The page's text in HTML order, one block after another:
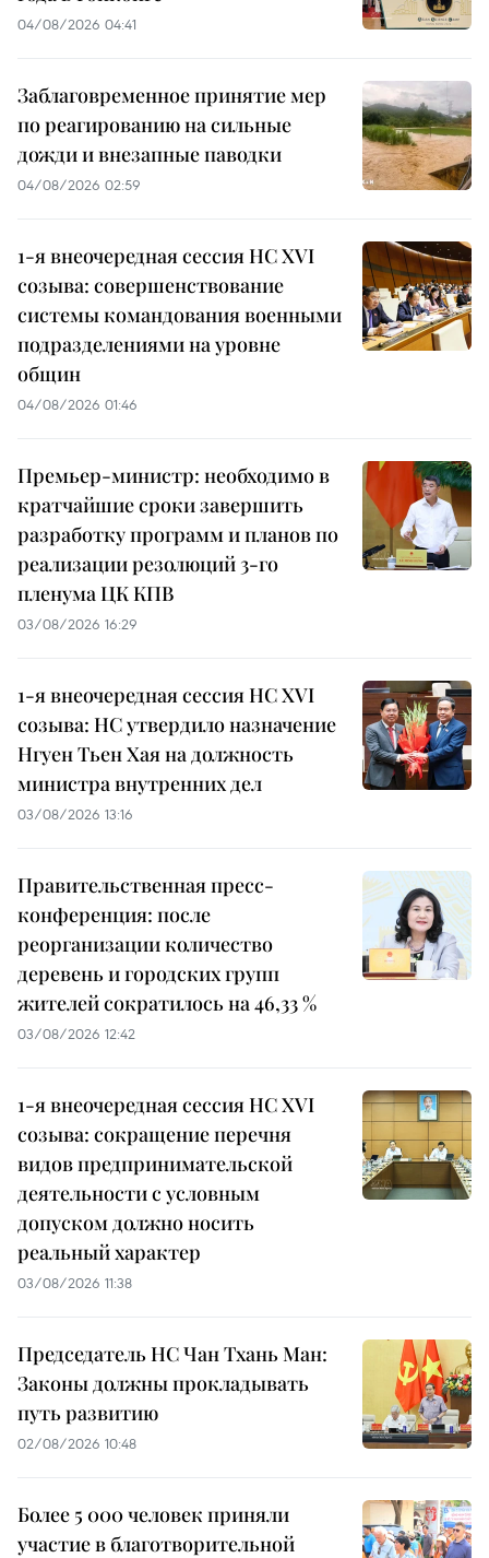
04/08/2026 04:41
Заблаговременное принятие мер
по реагированию на сильные
дожди и внезапные паводки
04/08/2026 02:59
1-я внеочередная сессия НС XVI
созыва: совершенствование
системы командования военными
подразделениями на уровне
общин
04/08/2026 01:46
Премьер-министр: необходимо в
кратчайшие сроки завершить
разработку программ и планов по
реализации резолюций 3-го
пленума ЦК КПВ
03/08/2026 16:29
1-я внеочередная сессия НС XVI
созыва: НС утвердило назначение
Нгуен Тьен Хая на должность
министра внутренних дел
03/08/2026 13:16
Правительственная пресс-
конференция: после
реорганизации количество
деревень и городских групп
жителей сократилось на 46,33 %
03/08/2026 12:42
1-я внеочередная сессия НС XVI
созыва: сокращение перечня
видов предпринимательской
деятельности с условным
допуском должно носить
реальный характер
03/08/2026 11:38
Председатель НС Чан Тхань Ман:
Законы должны прокладывать
путь развитию
02/08/2026 10:48
Более 5 000 человек приняли
участие в благотворительной